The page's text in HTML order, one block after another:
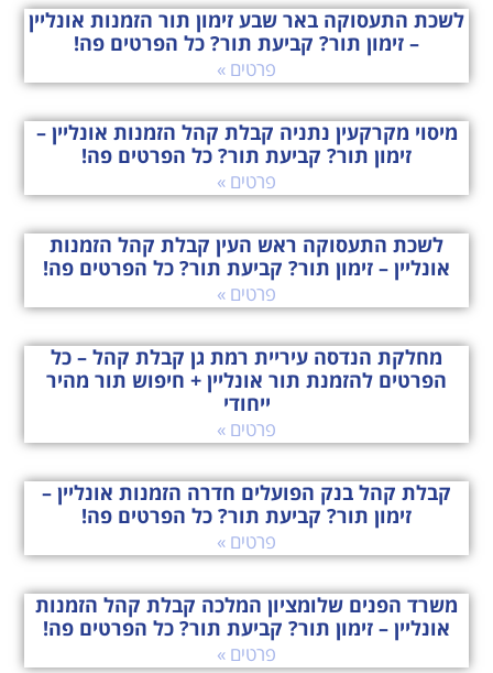
לשכת התעסוקה באר שבע זימון תור הזמנות אונליין
– זימון תור? קביעת תור? כל הפרטים פה!
פרטים »
מיסוי מקרקעין נתניה קבלת קהל הזמנות אונליין –
זימון תור? קביעת תור? כל הפרטים פה!
פרטים »
לשכת התעסוקה ראש העין קבלת קהל הזמנות
אונליין – זימון תור? קביעת תור? כל הפרטים פה!
פרטים »
מחלקת הנדסה עיריית רמת גן קבלת קהל – כל
הפרטים להזמנת תור אונליין + חיפוש תור מהיר
ייחודי
פרטים »
קבלת קהל בנק הפועלים חדרה הזמנות אונליין –
זימון תור? קביעת תור? כל הפרטים פה!
פרטים »
משרד הפנים שלומציון המלכה קבלת קהל הזמנות
אונליין – זימון תור? קביעת תור? כל הפרטים פה!
פרטים »